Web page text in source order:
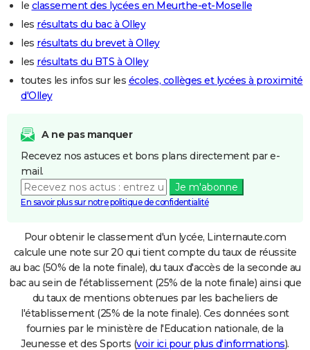
le classement des lycées en Meurthe-et-Moselle
les résultats du bac à Olley
les résultats du brevet à Olley
les résultats du BTS à Olley
toutes les infos sur les écoles, collèges et lycées à proximité
d'Olley
A ne pas manquer
Recevez nos astuces et bons plans directement par e-
mail.
Je m'abonne
En savoir plus sur notre politique de confidentialité
Pour obtenir le classement d'un lycée, Linternaute.com
calcule une note sur 20 qui tient compte du taux de réussite
au bac (50% de la note finale), du taux d'accès de la seconde au
bac au sein de l'établissement (25% de la note finale) ainsi que
du taux de mentions obtenues par les bacheliers de
l'établissement (25% de la note finale). Ces données sont
fournies par le ministère de l'Education nationale, de la
Jeunesse et des Sports (voir ici pour plus d'informations).